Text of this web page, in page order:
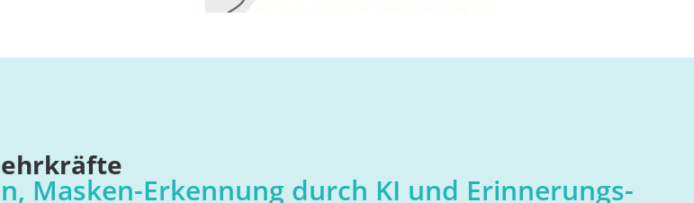
Masken-Erkennung durch KI und Erinnerungs-